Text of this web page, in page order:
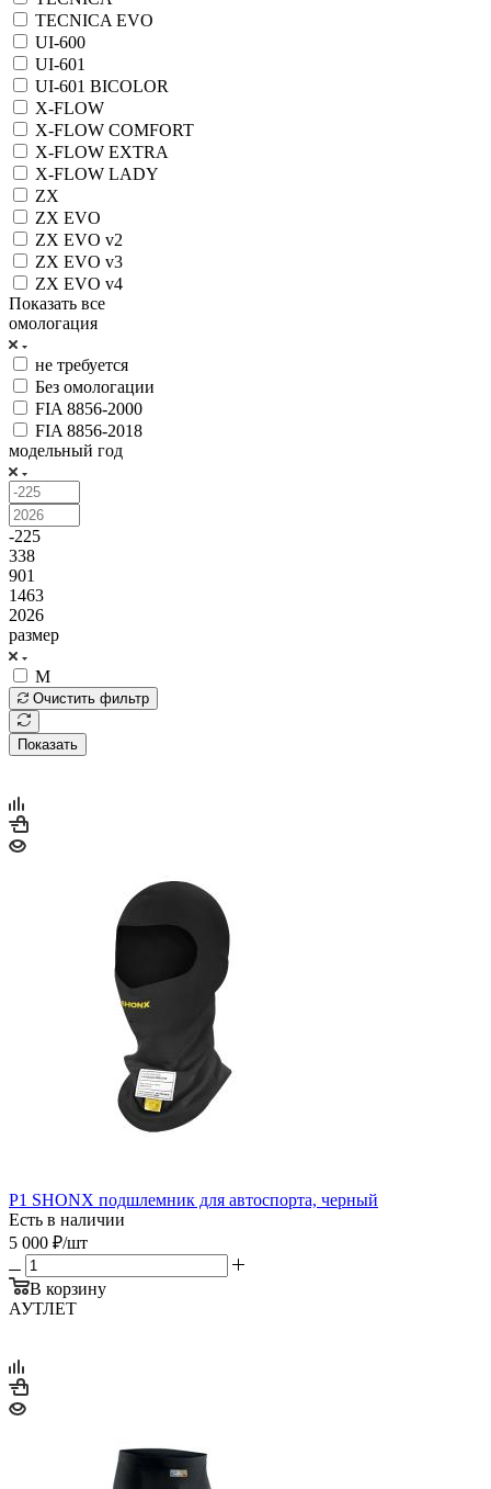
TECNICA EVO
UI-600
UI-601
UI-601 BICOLOR
X-FLOW
X-FLOW COMFORT
X-FLOW EXTRA
X-FLOW LADY
ZX
ZX EVO
ZX EVO v2
ZX EVO v3
ZX EVO v4
Показать все
омологация
не требуется
Без омологации
FIA 8856-2000
FIA 8856-2018
модельный год
-225
338
901
1463
2026
размер
M
Очистить фильтр
Показать
P1 SHONX подшлемник для автоспорта, черный
Есть в наличии
5 000 ₽/шт
В корзину
АУТЛЕТ